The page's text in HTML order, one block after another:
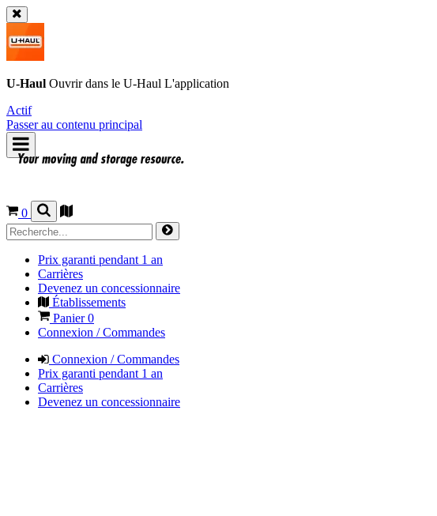
U-Haul Ouvrir dans le U-Haul L'application
Actif
Passer au contenu principal
0
Prix garanti pendant 1 an
Carrières
Devenez un concessionnaire
Établissements
Panier0
Connexion / Commandes
Connexion / Commandes
Prix garanti pendant 1 an
Carrières
Devenez un concessionnaire